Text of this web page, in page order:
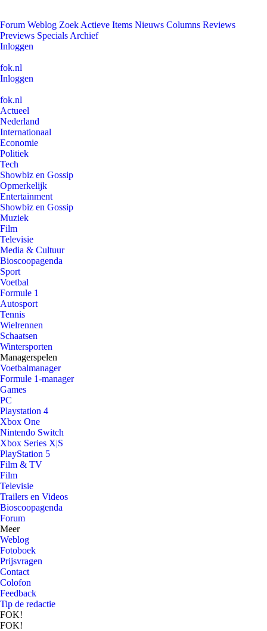
Forum Weblog Zoek Actieve Items Nieuws Columns Reviews
Previews Specials Archief
Inloggen
fok.nl
Inloggen
fok.nl
Actueel
Nederland
Internationaal
Economie
Politiek
Tech
Showbiz en Gossip
Opmerkelijk
Entertainment
Showbiz en Gossip
Muziek
Film
Televisie
Media & Cultuur
Bioscoopagenda
Sport
Voetbal
Formule 1
Autosport
Tennis
Wielrennen
Schaatsen
Wintersporten
Managerspelen
Voetbalmanager
Formule 1-manager
Games
PC
Playstation 4
Xbox One
Nintendo Switch
Xbox Series X|S
PlayStation 5
Film & TV
Film
Televisie
Trailers en Videos
Bioscoopagenda
Forum
Meer
Weblog
Fotoboek
Prijsvragen
Contact
Colofon
Feedback
Tip de redactie
FOK!
FOK!